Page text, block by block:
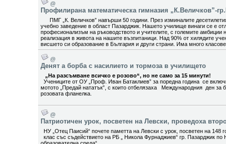
@
Профилирана математическа гимназия „К.Величков”-
ПМГ „К. Величков” навърши 50 години. През изминалите
учебно заведение в област Пазарджик. Нашето училище винаги се е
професионализъм на ръководството и учителите, с големите
реализация в живота на нашите възпитаници. Над 90% от хилядите
висшето си образование в България и други страни. Има много
@
Денят а борба с насилието и тормоза в училището
„На разсъмване всичко е розово“, но не само за 15 минути!
Учениците от ОУ „Проф. Иван Батаклиев” за поредна година се
мотото „Предай нататък”, с които отбелязаха Международния ден
розовата фланелка.
@
Патриотичен урок, посветен на Левски, проведоха
НУ „Отец Паисий“ почете паметта на Левски с урок, посветен на 148
клас със съдействието на РБ „ Никола Фурнаджиев“ гр. Пазарджик